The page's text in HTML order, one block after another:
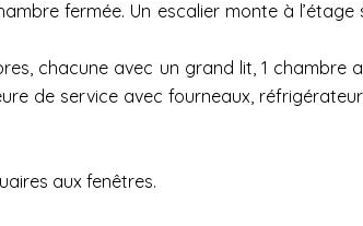
fermée. Un escalier monte à
chacune avec un grand lit, 1 chambre
de service avec fourneaux,
aux fenêtres.